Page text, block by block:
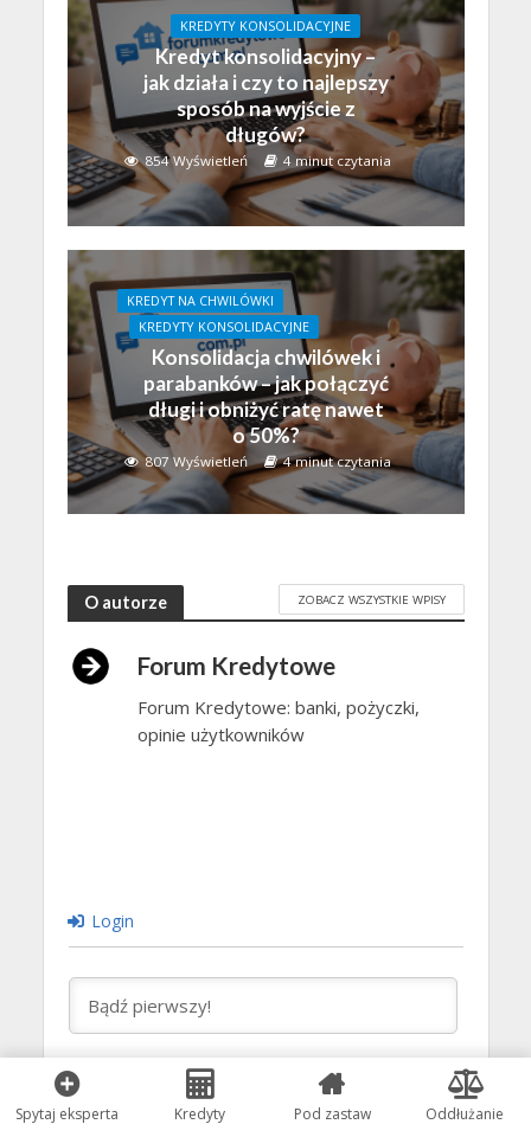
KREDYTY KONSOLIDACYJNE
Kredyt konsolidacyjny –
jak działa i czy to najlepszy
sposób na wyjście z
długów?
854 Wyświetleń 4 minut czytania
KREDYT NA CHWILÓWKI
KREDYTY KONSOLIDACYJNE
Konsolidacja chwilówek i
parabanków – jak połączyć
długi i obniżyć ratę nawet
o 50%?
807 Wyświetleń 4 minut czytania
O autorze ZOBACZ WSZYSTKIE WPISY
Forum Kredytowe
Forum Kredytowe: banki, pożyczki,
opinie użytkowników
Login
KOMENTARZY
Spytaj eksperta Kredyty Pod zastaw Oddłużanie